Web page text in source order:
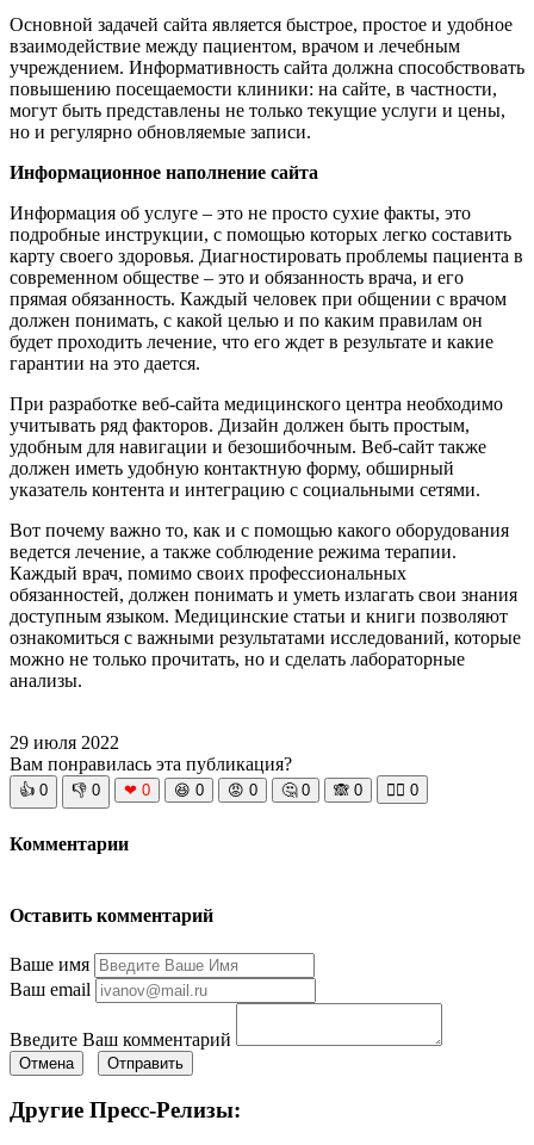
Основной задачей сайта является быстрое, простое и удобное
взаимодействие между пациентом, врачом и лечебным
учреждением. Информативность сайта должна способствовать
повышению посещаемости клиники: на сайте, в частности,
могут быть представлены не только текущие услуги и цены,
но и регулярно обновляемые записи.
Информационное наполнение сайта
Информация об услуге – это не просто сухие факты, это
подробные инструкции, с помощью которых легко составить
карту своего здоровья. Диагностировать проблемы пациента в
современном обществе – это и обязанность врача, и его
прямая обязанность. Каждый человек при общении с врачом
должен понимать, с какой целью и по каким правилам он
будет проходить лечение, что его ждет в результате и какие
гарантии на это дается.
При разработке веб-сайта медицинского центра необходимо
учитывать ряд факторов. Дизайн должен быть простым,
удобным для навигации и безошибочным. Веб-сайт также
должен иметь удобную контактную форму, обширный
указатель контента и интеграцию с социальными сетями.
Вот почему важно то, как и с помощью какого оборудования
ведется лечение, а также соблюдение режима терапии.
Каждый врач, помимо своих профессиональных
обязанностей, должен понимать и уметь излагать свои знания
доступным языком. Медицинские статьи и книги позволяют
ознакомиться с важными результатами исследований, которые
можно не только прочитать, но и сделать лабораторные
анализы.
29 июля 2022
Вам понравилась эта публикация?
👍 0 👎 0 ❤ 0 😆 0 😡 0 🤔 0 🙈 0 🧘‍♀️ 0
Комментарии
Оставить комментарий
Ваше имя
Ваш email
Введите Ваш комментарий
Отмена Отправить
Другие Пресс-Релизы: